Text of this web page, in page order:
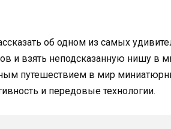
об одном из самых
и взять неподсказанную нишу в
путешествием в мир
и передовые технологии.